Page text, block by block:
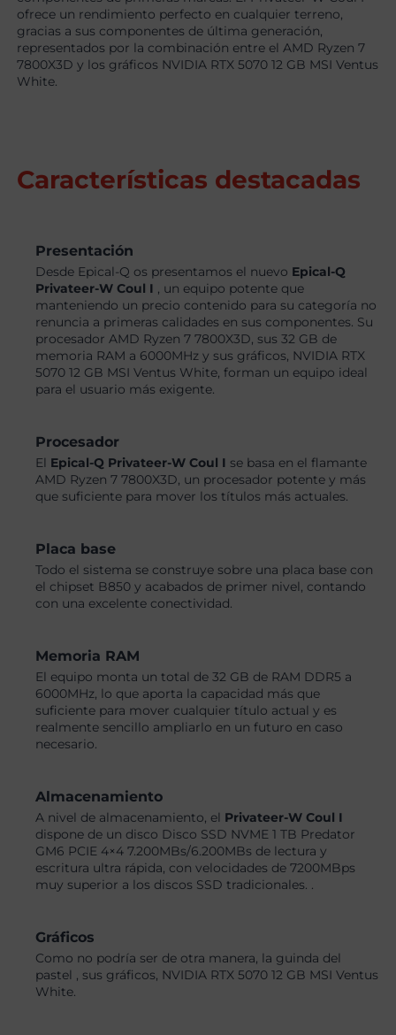
ofrece un rendimiento perfecto en cualquier terreno,
gracias a sus componentes de última generación,
representados por la combinación entre el AMD Ryzen 7
7800X3D y los gráficos NVIDIA RTX 5070 12 GB MSI Ventus
White.
Características destacadas
Presentación
Desde Epical-Q os presentamos el nuevo Epical-Q
Privateer-W Coul I , un equipo potente que
manteniendo un precio contenido para su categoría no
renuncia a primeras calidades en sus componentes. Su
procesador AMD Ryzen 7 7800X3D, sus 32 GB de
memoria RAM a 6000MHz y sus gráficos, NVIDIA RTX
5070 12 GB MSI Ventus White, forman un equipo ideal
para el usuario más exigente.
Procesador
El Epical-Q Privateer-W Coul I se basa en el flamante
AMD Ryzen 7 7800X3D, un procesador potente y más
que suficiente para mover los títulos más actuales.
Placa base
Todo el sistema se construye sobre una placa base con
el chipset B850 y acabados de primer nivel, contando
con una excelente conectividad.
Memoria RAM
El equipo monta un total de 32 GB de RAM DDR5 a
6000MHz, lo que aporta la capacidad más que
suficiente para mover cualquier título actual y es
realmente sencillo ampliarlo en un futuro en caso
necesario.
Almacenamiento
A nivel de almacenamiento, el Privateer-W Coul I
dispone de un disco Disco SSD NVME 1 TB Predator
GM6 PCIE 4×4 7.200MBs/6.200MBs de lectura y
escritura ultra rápida, con velocidades de 7200MBps
muy superior a los discos SSD tradicionales. .
Gráficos
Como no podría ser de otra manera, la guinda del
pastel , sus gráficos, NVIDIA RTX 5070 12 GB MSI Ventus
White.